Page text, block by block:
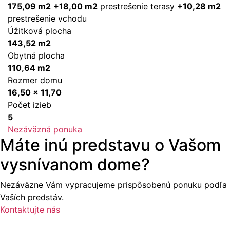
175,09 m2 +18,00 m2 prestrešenie terasy +10,28 m2
prestrešenie vchodu
Úžitková plocha
143,52 m2
Obytná plocha
110,64 m2
Rozmer domu
16,50 x 11,70
Počet izieb
5
Nezáväzná ponuka
Máte inú predstavu o Vašom
vysnívanom dome?
Nezáväzne Vám vypracujeme prispôsobenú ponuku podľa
Vaších predstáv.
Kontaktujte nás